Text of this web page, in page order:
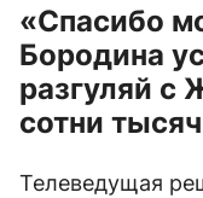
«Спасибо
Бородина
разгуляй с
сотни тысяч
Телеведущая